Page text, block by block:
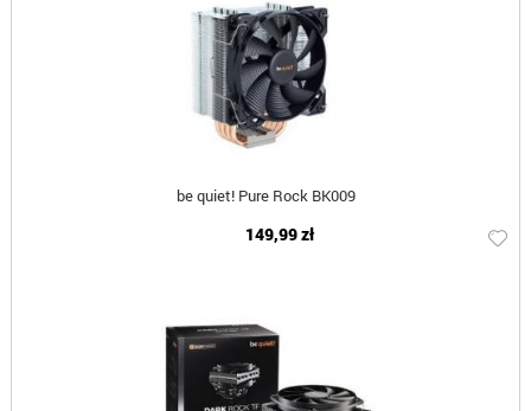
be quiet! Pure Rock BK009
149,99 zł